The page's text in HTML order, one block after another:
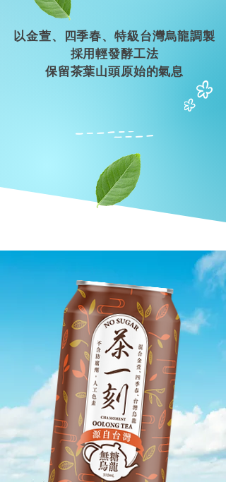
以金萱、四季春、 特級台灣烏龍調製
採用輕發酵工法
保留茶葉山頭原始的氣息